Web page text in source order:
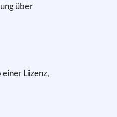
über
Lizenz,